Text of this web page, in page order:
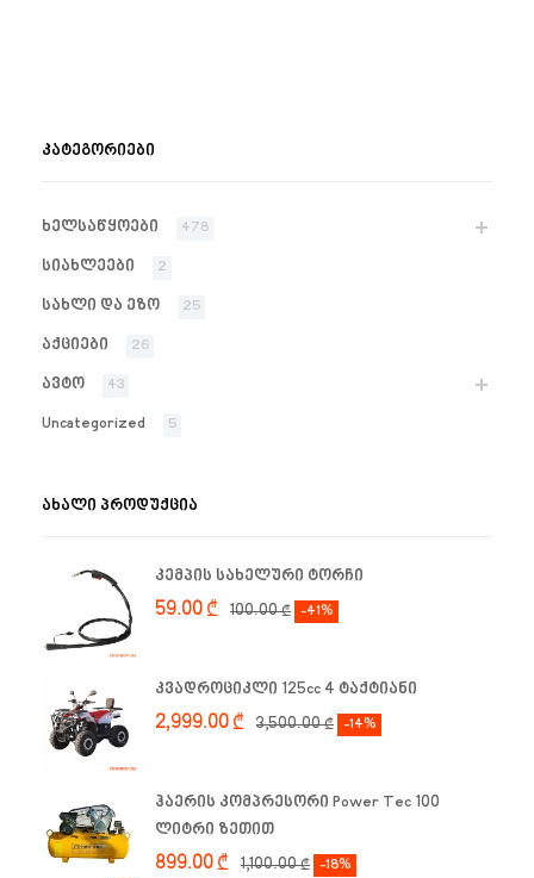
ᲙᲐᲢᲔᲒᲝᲠᲘᲔᲑᲘ
ხელსაწყოები 478
სიახლეები 2
სახლი და ეზო 25
აქციები 26
ავტო 43
Uncategorized 5
ᲐᲮᲐᲚᲘ ᲞᲠᲝᲓᲣᲥᲪᲘᲐ
კემპის სახელური ტორჩი
100.00₾
59.00₾ -41%
კვადროციკლი 125cc 4 ტაქტიანი
3,500.00₾
2,999.00₾ -14%
ჰაერის კომპრესორი Power Tec 100
ლიტრი ზეთით
1,100.00₾
899.00₾ -18%